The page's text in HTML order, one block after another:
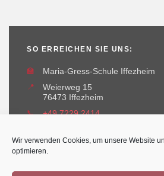
Wir verwenden Cookies, um unsere Website
optimieren.
SO ERREICHEN SIE UNS:
🏫
Maria-Gress-Schule Iffezheim
📍
Weierweg 15
76473 Iffezheim
📞
+49 7229 2414